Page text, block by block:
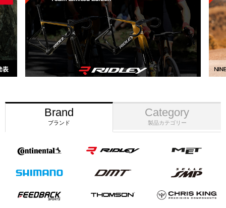
Brand
ブランド
Category
製品カテゴリー